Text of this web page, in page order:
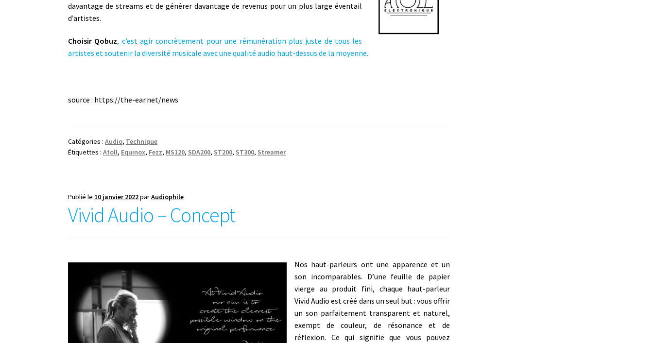
davantage de streams et de générer davantage de revenus pour un plus large éventail
d’artistes.
Choisir Qobuz, c’est agir concrètement pour une rémunération plus juste de tous les
artistes et soutenir la diversité musicale avec une qualité audio haut-dessus de la moyenne.
source : https://the-ear.net/news
Catégories :Audio, Technique
Étiquettes :Atoll, Equinox, Fezz, MS120, SDA200, ST200, ST300, Streamer
Publié le 10 janvier 2022parAudiophile
Vivid Audio – Concept
Nos haut-parleurs ont une apparence et un
son incomparables. D’une feuille de papier
vierge au produit fini, chaque haut-parleur
Vivid Audio est créé dans un seul but : vous offrir
un son parfaitement transparent et naturel,
exempt de couleur, de résonance et de
réflexion. Ce qui signifie que vous pouvez